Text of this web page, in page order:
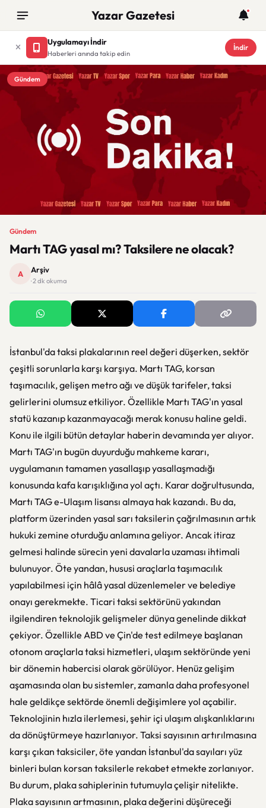
Yazar Gazetesi
Uygulamayı İndir
Haberleri anında takip edin
İndir
Gündem
Gündem
Martı TAG yasal mı? Taksilere ne olacak?
A Arşiv
· 2 dk okuma
İstanbul'da taksi plakalarının reel değeri düşerken, sektör
çeşitli sorunlarla karşı karşıya. Martı TAG, korsan
taşımacılık, gelişen metro ağı ve düşük tarifeler, taksi
gelirlerini olumsuz etkiliyor. Özellikle Martı TAG'ın yasal
statü kazanıp kazanmayacağı merak konusu haline geldi.
Konu ile ilgili bütün detaylar haberin devamında yer alıyor.
Martı TAG'ın bugün duyurduğu mahkeme kararı,
uygulamanın tamamen yasallaşıp yasallaşmadığı
konusunda kafa karışıklığına yol açtı. Karar doğrultusunda,
Martı TAG e-Ulaşım lisansı almaya hak kazandı. Bu da,
platform üzerinden yasal sarı taksilerin çağrılmasının artık
hukuki zemine oturduğu anlamına geliyor. Ancak itiraz
gelmesi halinde sürecin yeni davalarla uzaması ihtimali
bulunuyor. Öte yandan, hususi araçlarla taşımacılık
yapılabilmesi için hâlâ yasal düzenlemeler ve belediye
onayı gerekmekte. Ticari taksi sektörünü yakından
ilgilendiren teknolojik gelişmeler dünya genelinde dikkat
çekiyor. Özellikle ABD ve Çin'de test edilmeye başlanan
otonom araçlarla taksi hizmetleri, ulaşım sektöründe yeni
bir dönemin habercisi olarak görülüyor. Henüz gelişim
aşamasında olan bu sistemler, zamanla daha profesyonel
hale geldikçe sektörde önemli değişimlere yol açabilir.
Teknolojinin hızla ilerlemesi, şehir içi ulaşım alışkanlıklarını
da dönüştürmeye hazırlanıyor. Taksi sayısının artırılmasına
karşı çıkan taksiciler, öte yandan İstanbul'da sayıları yüz
binleri bulan korsan taksilerle rekabet etmekte zorlanıyor.
Bu durum, plaka sahiplerinin tutumuyla çelişir nitelikte.
Plaka sayısının artmasının, plaka değerini düşüreceği